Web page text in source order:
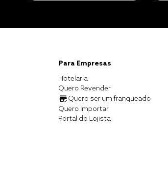
Para Empresas
Hotelaria
Quero Revender
Quero ser um franqueado
Quero Importar
Portal do Lojista